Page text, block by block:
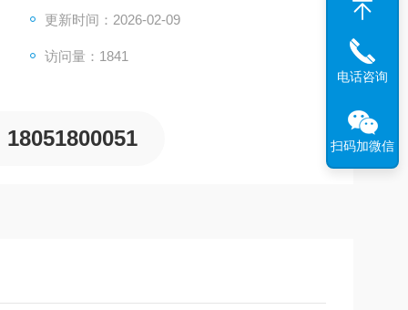
更新时间：2026-02-09
访问量：1841
18051800051
电话咨询
扫码加微信